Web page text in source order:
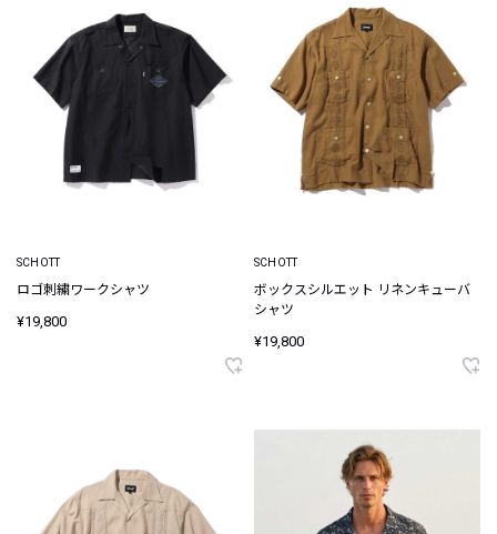
SCHOTT
ロゴ刺繍ワークシャツ
¥19,800
SCHOTT
ボックスシルエット リネンキューバ
シャツ
¥19,800